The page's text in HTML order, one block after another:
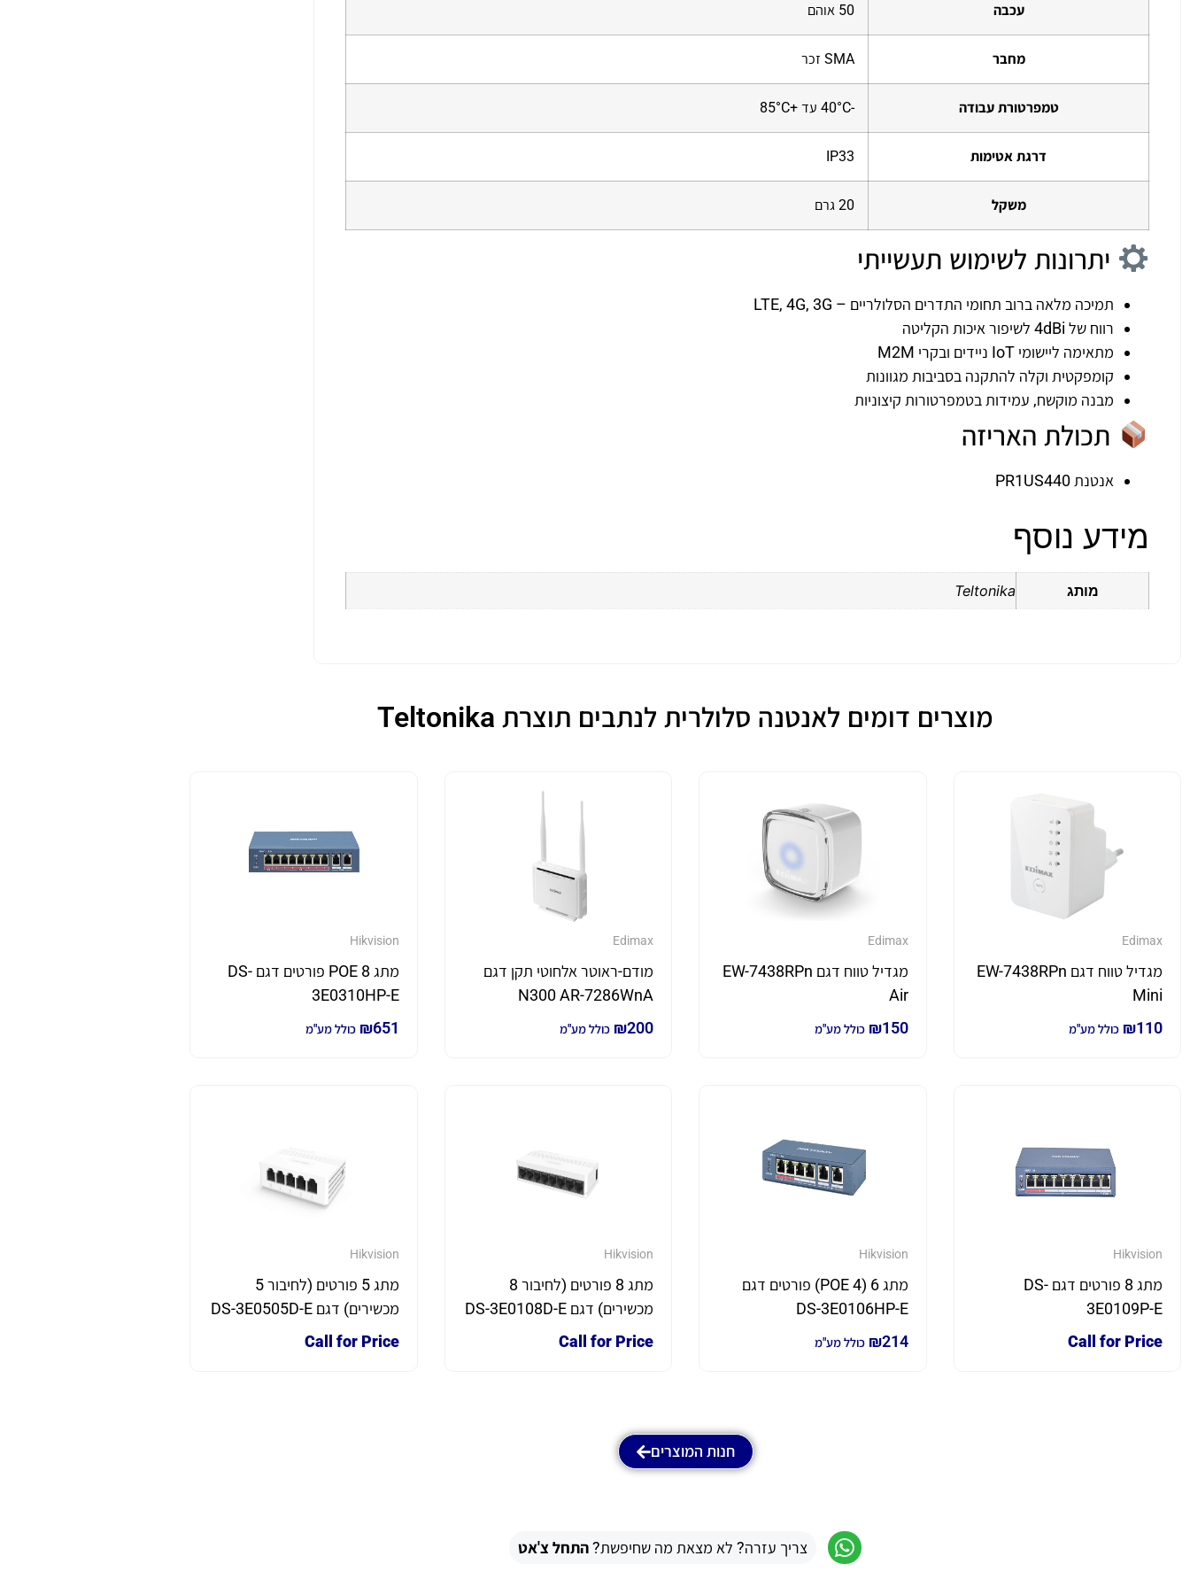
עכבה 50 אוהם
מחבר SMA זכר
טמפרטורת עבודה -40°C עד +85°C
דרגת אטימות IP33
משקל 20 גרם
יתרונות לשימוש תעשייתי
תמיכה מלאה ברוב תחומי התדרים הסלולריים – LTE, 4G, 3G
רווח של 4dBi לשיפור איכות הקליטה
מתאימה ליישומי IoT ניידים ובקרי M2M
קומפקטית וקלה להתקנה בסביבות מגוונות
מבנה מוקשח, עמידות בטמפרטורות קיצוניות
תכולת האריזה
אנטנת PR1US440
מידע נוסף
מותג Teltonika
מוצרים דומים לאנטנה סלולרית לנתבים תוצרת Teltonika
Edimax
מגדיל טווח דגם EW-7438RPn
Mini
₪110 כולל מע"מ
Edimax
מגדיל טווח דגם EW-7438RPn
Air
₪150 כולל מע"מ
Edimax
מודם-ראוטר אלחוטי תקן דגם
N300 AR-7286WnA
₪200 כולל מע"מ
Hikvision
מתג 8 POE פורטים דגם DS-
3E0310HP-E
₪651 כולל מע"מ
Hikvision
מתג 8 פורטים דגם DS-
3E0109P-E
Call for Price
Hikvision
מתג 6 (4 POE) פורטים דגם
DS-3E0106HP-E
₪214 כולל מע"מ
Hikvision
מתג 8 פורטים (לחיבור 8
מכשירים) דגם DS-3E0108D-E
Call for Price
Hikvision
מתג 5 פורטים (לחיבור 5
מכשירים) דגם DS-3E0505D-E
Call for Price
חנות המוצרים
צריך עזרה? לא מצאת מה שחיפשת?התחל צ'אט